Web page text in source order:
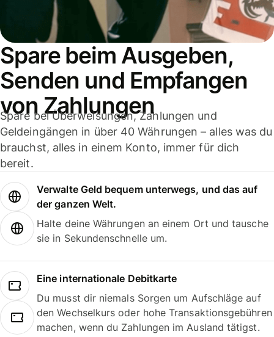
Spare beim Ausgeben,
Senden und Empfangen
von Zahlungen
Spare bei Überweisungen, Zahlungen und
Geldeingängen in über 40 Währungen – alles was du
brauchst, alles in einem Konto, immer für dich
bereit.
Verwalte Geld bequem unterwegs, und das auf
der ganzen Welt.
Halte deine Währungen an einem Ort und tausche
sie in Sekundenschnelle um.
Eine internationale Debitkarte
Du musst dir niemals Sorgen um Aufschläge auf
den Wechselkurs oder hohe Transaktionsgebühren
machen, wenn du Zahlungen im Ausland tätigst.